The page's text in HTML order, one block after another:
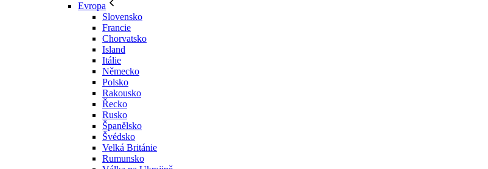
Evropa
Slovensko
Francie
Chorvatsko
Island
Itálie
Německo
Polsko
Rakousko
Řecko
Rusko
Španělsko
Švédsko
Velká Británie
Rumunsko